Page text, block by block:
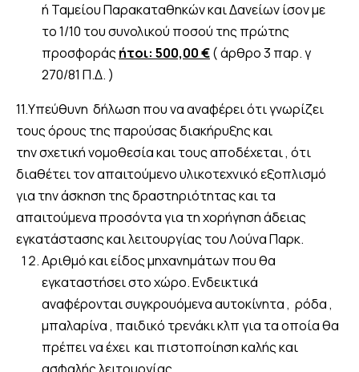
ή Ταμείου Παρακαταθηκών και Δανείων ίσον με
το 1/10 του συνολικού ποσού της πρώτης
προσφοράς ήτοι: 500,00 €( άρθρο 3 παρ. γ
270/81 Π.Δ. )
11.Υπεύθυνη δήλωση που να αναφέρει ότι γνωρίζει
τους όρους της παρούσας διακήρυξης και
την σχετική νομοθεσία και τους αποδέχεται , ότι
διαθέτει τον απαιτούμενο υλικοτεχνικό εξοπλισμό
για την άσκηση της δραστηριότητας και τα
απαιτούμενα προσόντα για τη χορήγηση άδειας
εγκατάστασης και λειτουργίας του Λούνα Παρκ.
Αριθμό και είδος μηχανημάτων που θα
εγκαταστήσει στο χώρο. Ενδεικτικά
αναφέρονται συγκρουόμενα αυτοκίνητα , ρόδα ,
μπαλαρίνα , παιδικό τρενάκι κλπ για τα οποία θα
πρέπει να έχει και πιστοποίηση καλής και